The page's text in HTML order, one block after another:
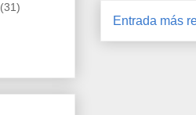
Entrada más
(31)